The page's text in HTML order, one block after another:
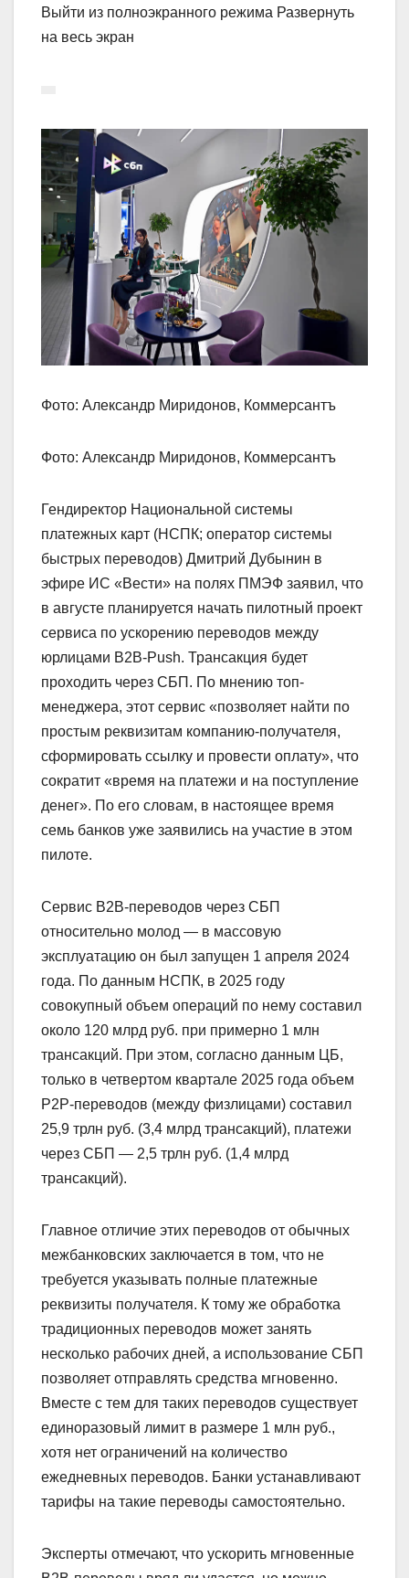
Выйти из полноэкранного режима Развернуть
на весь экран
Фото: Александр Миридонов, Коммерсантъ
Фото: Александр Миридонов, Коммерсантъ
Гендиректор Национальной системы
платежных карт (НСПК; оператор системы
быстрых переводов) Дмитрий Дубынин в
эфире ИС «Вести» на полях ПМЭФ заявил, что
в августе планируется начать пилотный проект
сервиса по ускорению переводов между
юрлицами B2B-Push. Трансакция будет
проходить через СБП. По мнению топ-
менеджера, этот сервис «позволяет найти по
простым реквизитам компанию-получателя,
сформировать ссылку и провести оплату», что
сократит «время на платежи и на поступление
денег». По его словам, в настоящее время
семь банков уже заявились на участие в этом
пилоте.
Сервис В2В-переводов через СБП
относительно молод — в массовую
эксплуатацию он был запущен 1 апреля 2024
года. По данным НСПК, в 2025 году
совокупный объем операций по нему составил
около 120 млрд руб. при примерно 1 млн
трансакций. При этом, согласно данным ЦБ,
только в четвертом квартале 2025 года объем
Р2Р-переводов (между физлицами) составил
25,9 трлн руб. (3,4 млрд трансакций), платежи
через СБП — 2,5 трлн руб. (1,4 млрд
трансакций).
Главное отличие этих переводов от обычных
межбанковских заключается в том, что не
требуется указывать полные платежные
реквизиты получателя. К тому же обработка
традиционных переводов может занять
несколько рабочих дней, а использование СБП
позволяет отправлять средства мгновенно.
Вместе с тем для таких переводов существует
единоразовый лимит в размере 1 млн руб.,
хотя нет ограничений на количество
ежедневных переводов. Банки устанавливают
тарифы на такие переводы самостоятельно.
Эксперты отмечают, что ускорить мгновенные